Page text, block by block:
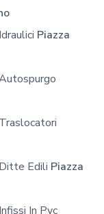
Piazza
Edili Piazza
In Pvc